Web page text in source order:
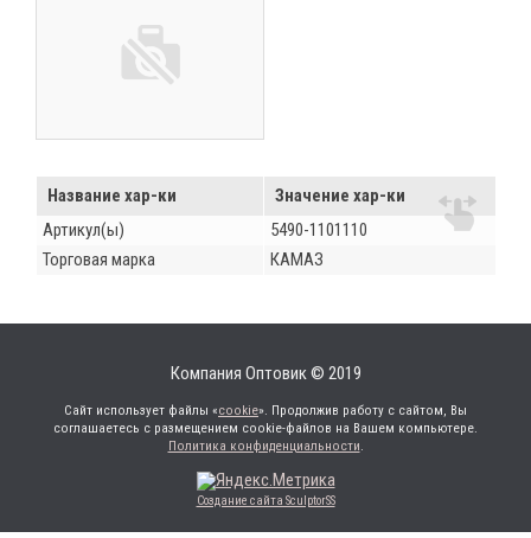
Название хар-ки
Значение хар-ки
Артикул(ы)
5490-1101110
Торговая марка
КАМАЗ
Компания Оптовик © 2019
Сайт использует файлы «cookie». Продолжив работу с сайтом, Вы
соглашаетесь с размещением cookie-файлов на Вашем компьютере.
Политика конфиденциальности.
Создание сайта SculptorSS